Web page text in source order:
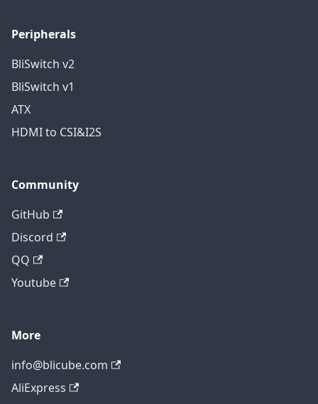
Peripherals
BliSwitch v2
BliSwitch v1
ATX
HDMI to CSI&I2S
Community
GitHub
Discord
QQ
Youtube
More
info@blicube.com
AliExpress